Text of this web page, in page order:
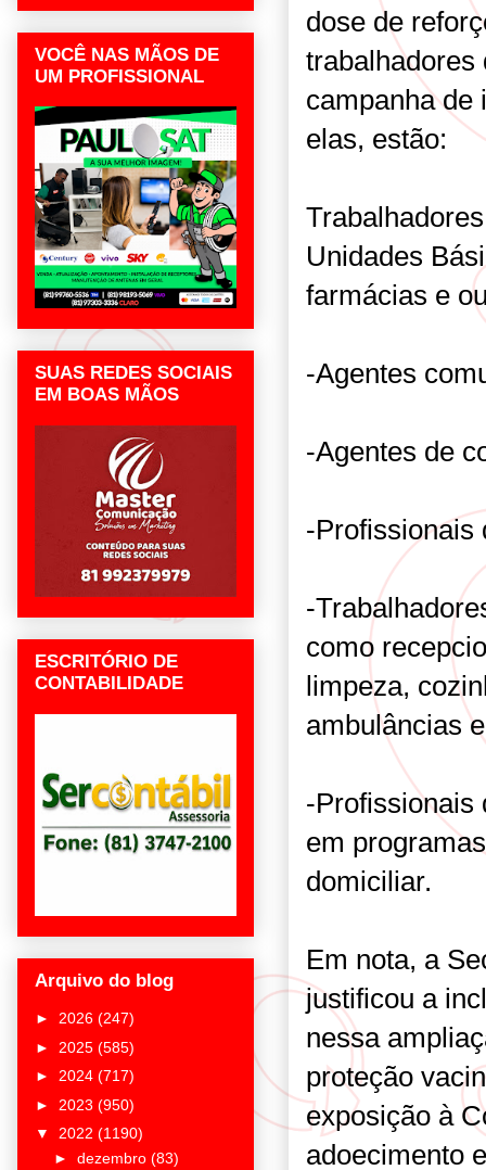
dose de
trabalhadores
campanha de
elas, estão:
Unidades
farmácias e
-Agentes
-Agentes de
-Profissionais
-
como
limpeza,
ambulâncias
-Profissionais
em
domiciliar.
Em nota, a
justificou a
nessa
proteção
exposição à
adoecimento
VOCÊ NAS MÃOS DE
UM PROFISSIONAL
SUAS REDES SOCIAIS
EM BOAS MÃOS
ESCRITÓRIO DE
CONTABILIDADE
Arquivo do blog
► 2026 (247)
► 2025 (585)
► 2024 (717)
► 2023 (950)
▼ 2022 (1190)
► dezembro (83)